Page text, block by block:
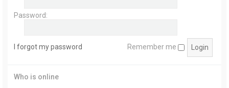
Password:
I forgot my password Remember me
Who is online